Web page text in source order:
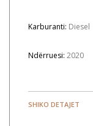
Karburanti: Diesel
Ndërruesi: 2020
SHIKO DETAJET